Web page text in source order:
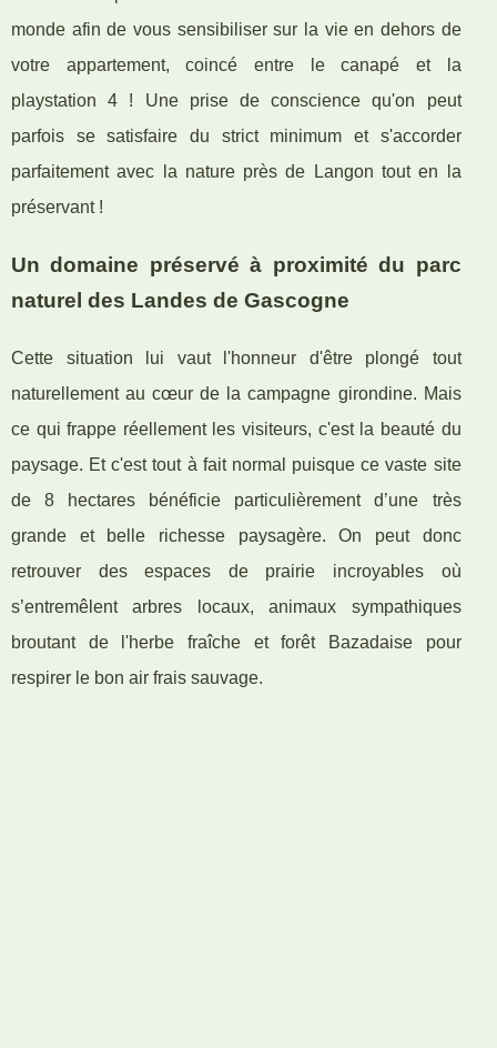
monde afin de vous sensibiliser sur la vie en dehors de
votre appartement, coincé entre le canapé et la
playstation 4 ! Une prise de conscience qu'on peut
parfois se satisfaire du strict minimum et s'accorder
parfaitement avec la nature près de Langon tout en la
préservant !
Un domaine préservé à proximité du parc
naturel des Landes de Gascogne
Cette situation lui vaut l'honneur d'être plongé tout
naturellement au cœur de la campagne girondine. Mais
ce qui frappe réellement les visiteurs, c'est la beauté du
paysage. Et c'est tout à fait normal puisque ce vaste site
de 8 hectares bénéficie particulièrement d’une très
grande et belle richesse paysagère. On peut donc
retrouver des espaces de prairie incroyables où
s’entremêlent arbres locaux, animaux sympathiques
broutant de l'herbe fraîche et forêt Bazadaise pour
respirer le bon air frais sauvage.